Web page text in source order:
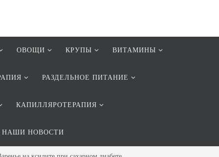
ОВОЩИ КРУПЫ ВИТАМИНЫ
РАЗДЕЛЬНОЕ ПИТАНИЕ
КАПИЛЛЯРОТЕРАПИЯ
НАШИ НОВОСТИ